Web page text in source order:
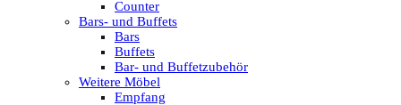
Counter
Bars- und Buffets
Bars
Buffets
Bar- und Buffetzubehör
Weitere Möbel
Empfang